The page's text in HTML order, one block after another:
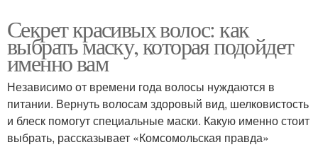
Секрет красивых волос: как
выбрать маску, которая подойдет
именно вам
Независимо от времени года волосы нуждаются в
питании. Вернуть волосам здоровый вид, шелковистость
и блеск помогут специальные маски. Какую именно стоит
выбрать, рассказывает «Комсомольская правда»